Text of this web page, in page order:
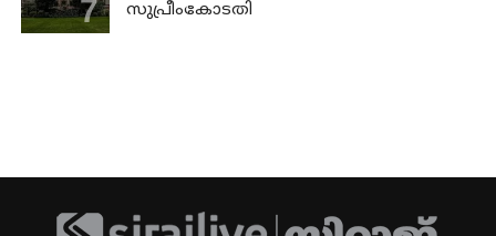
സുപ്രീംകോടതി